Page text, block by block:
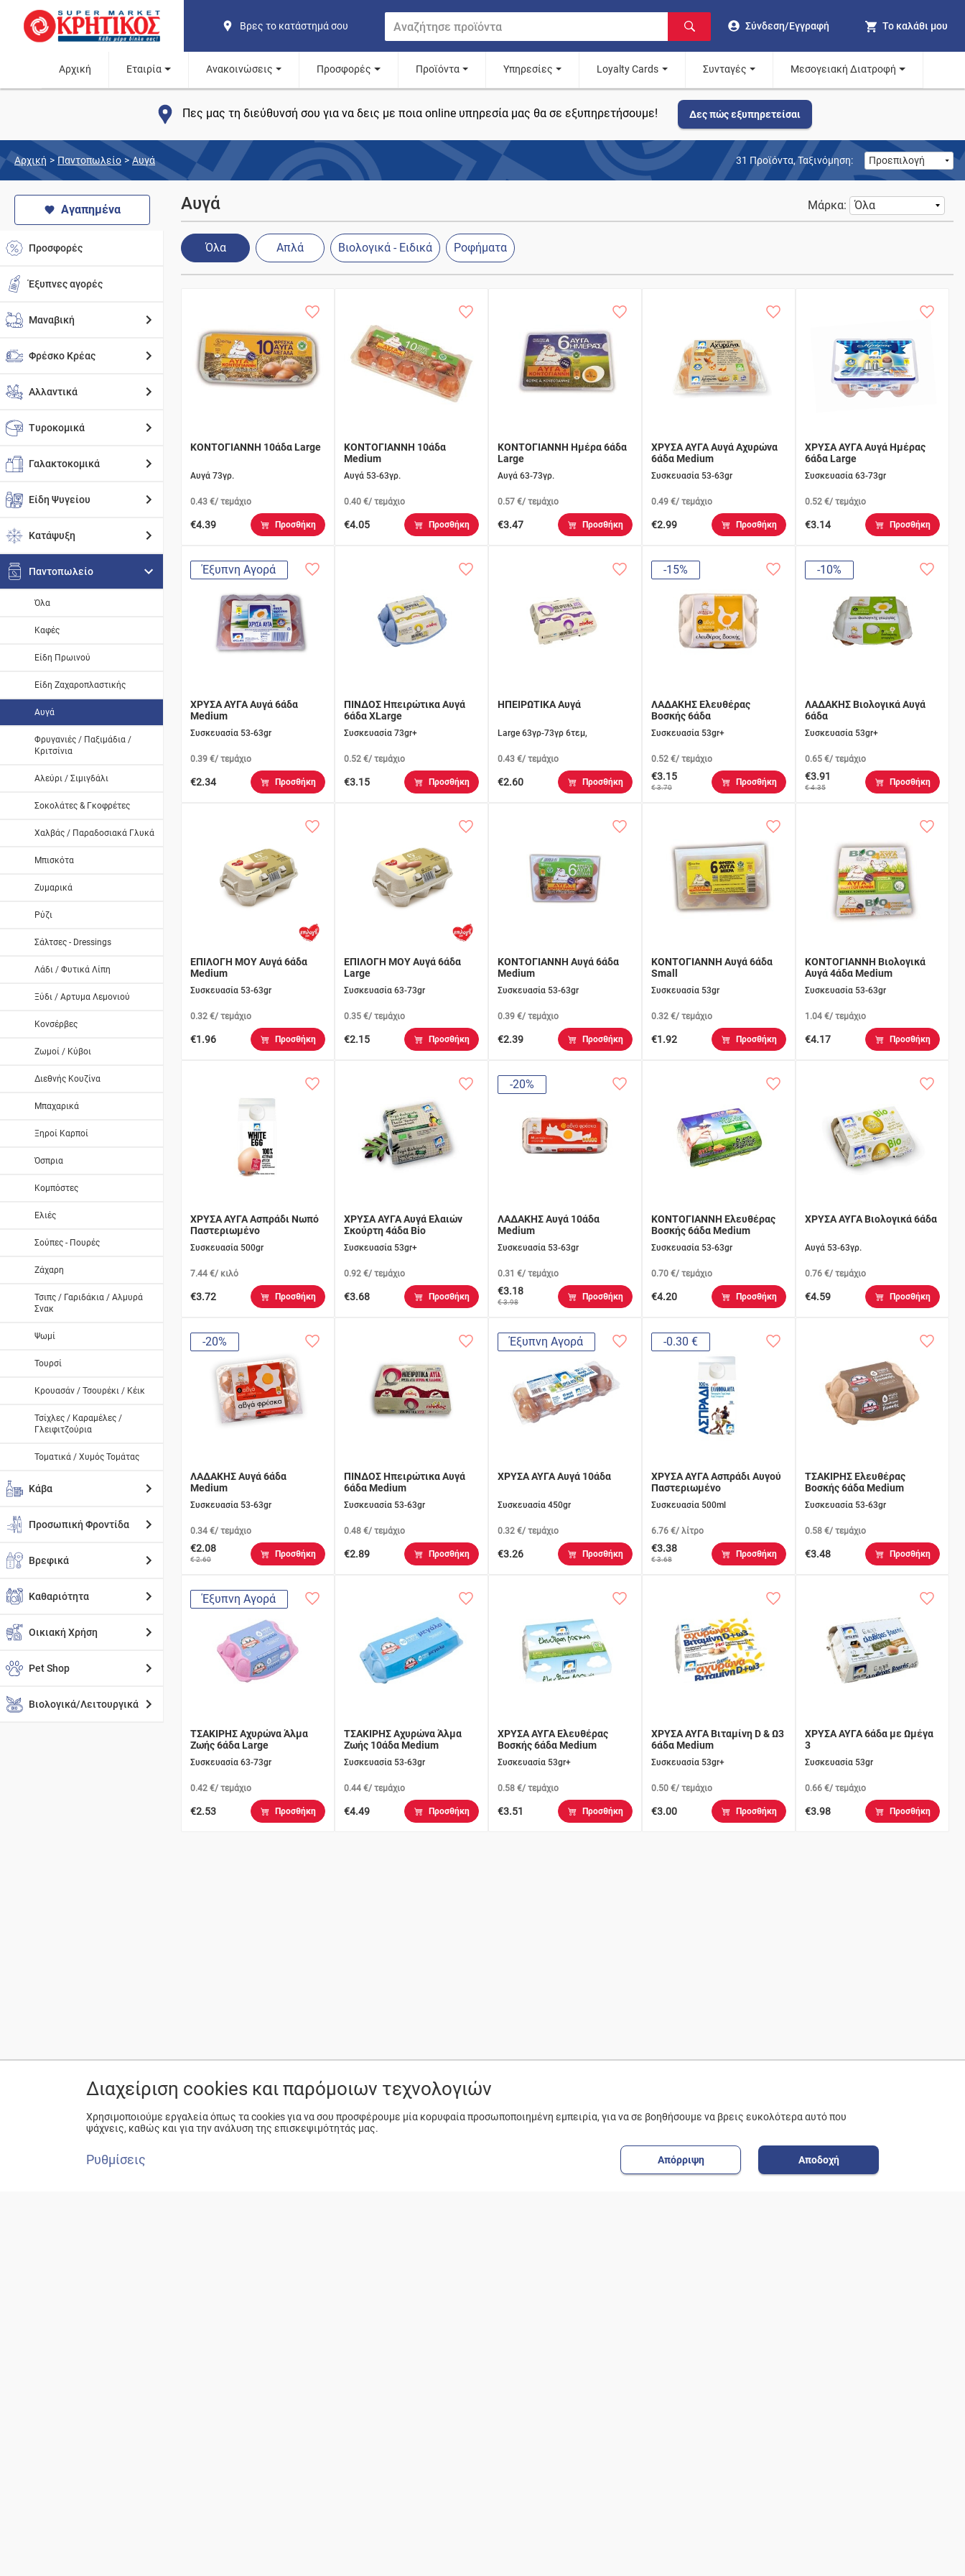
Βρες το κατάστημά σου Σύνδεση/Εγγραφή Το καλάθι μου
Αρχική Εταιρία Ανακοινώσεις Προσφορές Προϊόντα Υπηρεσίες Loyalty Cards Συνταγές Μεσογειακή Διατροφή
Πες μας τη διεύθυνσή σου για να δεις με ποια online υπηρεσία μας θα σε εξυπηρετήσουμε! Δες πώς εξυπηρετείσαι
Αρχική > Παντοπωλείο > Αυγά 31 Προϊόντα,Ταξινόμηση:
Αγαπημένα
Προσφορές
Έξυπνες αγορές
Μαναβική
Φρέσκο Κρέας
Αλλαντικά
Τυροκομικά
Γαλακτοκομικά
Είδη Ψυγείου
Κατάψυξη
Παντοπωλείο
Όλα
Καφές
Είδη Πρωινού
Είδη Ζαχαροπλαστικής
Αυγά
Φρυγανιές / Παξιμάδια /
Κριτσίνια
Αλεύρι / Σιμιγδάλι
Σοκολάτες & Γκοφρέτες
Χαλβάς / Παραδοσιακά Γλυκά
Μπισκότα
Ζυμαρικά
Ρύζι
Σάλτσες - Dressings
Λάδι / Φυτικά Λίπη
Ξύδι / Αρτυμα Λεμονιού
Κονσέρβες
Ζωμοί / Κύβοι
Διεθνής Κουζίνα
Μπαχαρικά
Ξηροί Καρποί
Όσπρια
Κομπόστες
Ελιές
Σούπες - Πουρές
Ζάχαρη
Τσιπς / Γαριδάκια / Αλμυρά
Σνακ
Ψωμί
Τουρσί
Κρουασάν / Τσουρέκι / Κέικ
Τσίχλες / Καραμέλες /
Γλειφιτζούρια
Τοματικά / Χυμός Τομάτας
Κάβα
Προσωπική Φροντίδα
Βρεφικά
Καθαριότητα
Οικιακή Χρήση
Pet Shop
Βιολογικά/Λειτουργικά
Αυγά Μάρκα:
Όλα Απλά Βιολογικά - Ειδικά Ροφήματα
ΚΟΝΤΟΓΙΑΝΝΗ 10άδα Large
Αυγά 73γρ.
0.43 €/ τεμάχιο
€4.39 Προσθήκη
ΚΟΝΤΟΓΙΑΝΝΗ 10άδα
Medium
Αυγά 53-63γρ.
0.40 €/ τεμάχιο
€4.05 Προσθήκη
ΚΟΝΤΟΓΙΑΝΝΗ Ημέρα 6άδα
Large
Αυγά 63-73γρ.
0.57 €/ τεμάχιο
€3.47 Προσθήκη
ΧΡΥΣΑ ΑΥΓΑ Aυγά Αχυρώνα
6άδα Medium
Συσκευασία 53-63gr
0.49 €/ τεμάχιο
€2.99 Προσθήκη
ΧΡΥΣΑ ΑΥΓΑ Αυγά Ημέρας
6άδα Large
Συσκευασία 63-73gr
0.52 €/ τεμάχιο
€3.14 Προσθήκη
Έξυπνη Αγορά
ΧΡΥΣΑ ΑΥΓΑ Αυγά 6άδα
Medium
Συσκευασία 53-63gr
0.39 €/ τεμάχιο
€2.34 Προσθήκη
ΠΙΝΔΟΣ Ηπειρώτικα Αυγά
6άδα XLarge
Συσκευασία 73gr+
0.52 €/ τεμάχιο
€3.15 Προσθήκη
ΗΠΕΙΡΩΤΙΚΑ Αυγά
Large 63γρ-73γρ 6τεμ,
0.43 €/ τεμάχιο
€2.60 Προσθήκη
-15%
ΛΑΔΑΚΗΣ Ελευθέρας
Βοσκής 6άδα
Συσκευασία 53gr+
0.52 €/ τεμάχιο
€3.15
€ 3.70
Προσθήκη
-10%
ΛΑΔΑΚΗΣ Βιολογικά Αυγά
6άδα
Συσκευασία 53gr+
0.65 €/ τεμάχιο
€3.91
€ 4.35
Προσθήκη
ΕΠΙΛΟΓΗ ΜΟΥ Αυγά 6άδα
Medium
Συσκευασία 53-63gr
0.32 €/ τεμάχιο
€1.96 Προσθήκη
ΕΠΙΛΟΓΗ ΜΟΥ Αυγά 6άδα
Large
Συσκευασία 63-73gr
0.35 €/ τεμάχιο
€2.15 Προσθήκη
ΚΟΝΤΟΓΙΑΝΝΗ Αυγά 6άδα
Medium
Συσκευασία 53-63gr
0.39 €/ τεμάχιο
€2.39 Προσθήκη
ΚΟΝΤΟΓΙΑΝΝΗ Αυγά 6άδα
Small
Συσκευασία 53gr
0.32 €/ τεμάχιο
€1.92 Προσθήκη
ΚΟΝΤΟΓΙΑΝΝΗ Βιολογικά
Αυγά 4άδα Medium
Συσκευασία 53-63gr
1.04 €/ τεμάχιο
€4.17 Προσθήκη
ΧΡΥΣΑ ΑΥΓΑ Ασπράδι Νωπό
Παστεριωμένο
Συσκευασία 500gr
7.44 €/ κιλό
€3.72 Προσθήκη
ΧΡΥΣΑ ΑΥΓΑ Αυγά Ελαιών
Σκούρτη 4άδα Bio
Συσκευασία 53gr+
0.92 €/ τεμάχιο
€3.68 Προσθήκη
-20%
ΛΑΔΑΚΗΣ Αυγά 10άδα
Medium
Συσκευασία 53-63gr
0.31 €/ τεμάχιο
€3.18
€ 3.98
Προσθήκη
ΚΟΝΤΟΓΙΑΝΝΗ Ελευθέρας
Βοσκής 6άδα Medium
Συσκευασία 53-63gr
0.70 €/ τεμάχιο
€4.20 Προσθήκη
ΧΡΥΣΑ ΑΥΓΑ Βιολογικά 6άδα
Αυγά 53-63γρ.
0.76 €/ τεμάχιο
€4.59 Προσθήκη
-20%
ΛΑΔΑΚΗΣ Αυγά 6άδα
Medium
Συσκευασία 53-63gr
0.34 €/ τεμάχιο
€2.08
€ 2.60
Προσθήκη
ΠΙΝΔΟΣ Ηπειρώτικα Αυγά
6άδα Medium
Συσκευασία 53-63gr
0.48 €/ τεμάχιο
€2.89 Προσθήκη
Έξυπνη Αγορά
ΧΡΥΣΑ ΑΥΓΑ Αυγά 10άδα
Συσκευασία 450gr
0.32 €/ τεμάχιο
€3.26 Προσθήκη
-0.30 €
ΧΡΥΣΑ ΑΥΓΑ Ασπράδι Αυγού
Παστεριωμένο
Συσκευασία 500ml
6.76 €/ λίτρο
€3.38
€ 3.68
Προσθήκη
ΤΣΑΚΙΡΗΣ Ελευθέρας
Βοσκής 6άδα Medium
Συσκευασία 53-63gr
0.58 €/ τεμάχιο
€3.48 Προσθήκη
Έξυπνη Αγορά
ΤΣΑΚΙΡΗΣ Αχυρώνα Άλμα
Ζωής 6άδα Large
Συσκευασία 63-73gr
0.42 €/ τεμάχιο
€2.53 Προσθήκη
ΤΣΑΚΙΡΗΣ Αχυρώνα Άλμα
Ζωής 10άδα Medium
Συσκευασία 53-63gr
0.44 €/ τεμάχιο
€4.49 Προσθήκη
ΧΡΥΣΑ ΑΥΓΑ Ελευθέρας
Βοσκής 6άδα Medium
Συσκευασία 53gr+
0.58 €/ τεμάχιο
€3.51 Προσθήκη
ΧΡΥΣΑ ΑΥΓΑ Βιταμίνη D & Ω3
6άδα Medium
Συσκευασία 53gr+
0.50 €/ τεμάχιο
€3.00 Προσθήκη
ΧΡΥΣΑ ΑΥΓΑ 6άδα με Ωμέγα
3
Συσκευασία 53gr
0.66 €/ τεμάχιο
€3.98 Προσθήκη
Διαχείριση cookies και παρόμοιων τεχνολογιών
Χρησιμοποιούμε εργαλεία όπως τα cookies για να σου προσφέρουμε μία κορυφαία προσωποποιημένη εμπειρία, για να σε βοηθήσουμε να βρεις ευκολότερα αυτό που
ψάχνεις, καθώς και για την ανάλυση της επισκεψιμότητάς μας.
Ρυθμίσεις Απόρριψη Αποδοχή